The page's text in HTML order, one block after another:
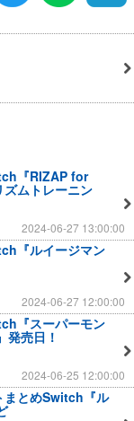
『RIZAP for
ムトレーニン
2024-06-27 13:00:00
『ルイージマン
2024-06-27 12:00:00
『スーパーモン
発売日！
2024-06-25 12:00:00
まとめSwitch『ル